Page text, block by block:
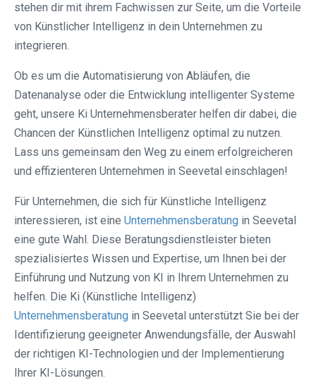
stehen dir mit ihrem Fachwissen zur Seite, um die Vorteile
von Künstlicher Intelligenz in dein Unternehmen zu
integrieren.
Ob es um die Automatisierung von Abläufen, die
Datenanalyse oder die Entwicklung intelligenter Systeme
geht, unsere Ki Unternehmensberater helfen dir dabei, die
Chancen der Künstlichen Intelligenz optimal zu nutzen.
Lass uns gemeinsam den Weg zu einem erfolgreicheren
und effizienteren Unternehmen in Seevetal einschlagen!
Für Unternehmen, die sich für Künstliche Intelligenz
interessieren, ist eine Unternehmensberatung in Seevetal
eine gute Wahl. Diese Beratungsdienstleister bieten
spezialisiertes Wissen und Expertise, um Ihnen bei der
Einführung und Nutzung von KI in Ihrem Unternehmen zu
helfen. Die Ki (Künstliche Intelligenz)
Unternehmensberatung in Seevetal unterstützt Sie bei der
Identifizierung geeigneter Anwendungsfälle, der Auswahl
der richtigen KI-Technologien und der Implementierung
Ihrer KI-Lösungen.